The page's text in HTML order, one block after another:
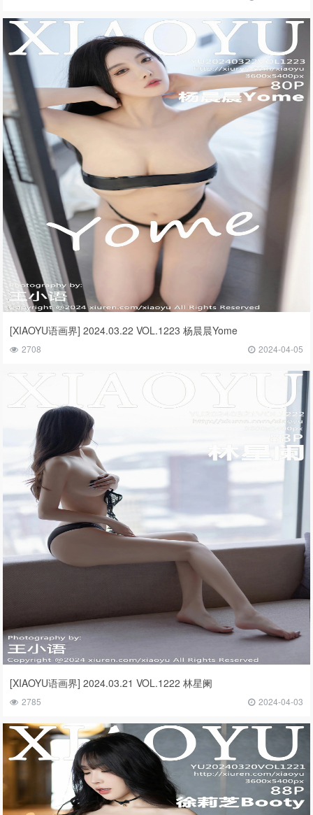
[XIAOYU语画界] 2024.03.22 VOL.1223 杨晨晨Yome
2708 2024-04-05
[XIAOYU语画界] 2024.03.21 VOL.1222 林星阑
2785 2024-04-03